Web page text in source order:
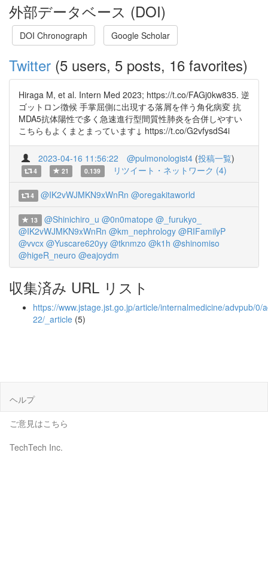
外部データベース (DOI)
DOI Chronograph Google Scholar
Twitter (5 users, 5 posts, 16 favorites)
Hiraga M, et al. Intern Med 2023; https://t.co/FAGj0kw835. 逆
ゴットロン徴候 手掌屈側に出現する落屑を伴う角化病変 抗
MDA5抗体陽性で多く急速進行型間質性肺炎を合併しやすい
こちらもよくまとまっています↓ https://t.co/G2vfysdS4i
2023-04-16 11:56:22 @pulmonologist4 (投稿一覧)
4 21 0.139 リツイート・ネットワーク (4)
4 @IK2vWJMKN9xWnRn @oregakitaworld
13 @Shinichiro_u @0n0matope @_furukyo_
@IK2vWJMKN9xWnRn @km_nephrology @RIFamilyP
@vvcx @Yuscare620yy @tknmzo @k1h @shinomiso
@higeR_neuro @eajoydm
収集済み URL リスト
https://www.jstage.jst.go.jp/article/internalmedicine/advpub/0/
22/_article (5)
ヘルプ
ご意見はこちら
TechTech Inc.